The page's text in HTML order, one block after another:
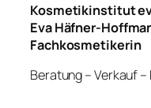
Kosmetikinstitut
Eva Häfner-
Fachkosmetikerin
Beratung – Verkauf